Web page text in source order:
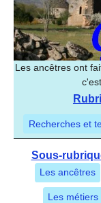
Les ancêtres ont
Recherches et
Sous-
Les ancêtres
Les métiers